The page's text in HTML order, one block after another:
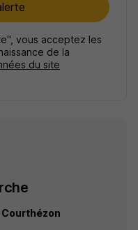
vous acceptez les
de la
du site